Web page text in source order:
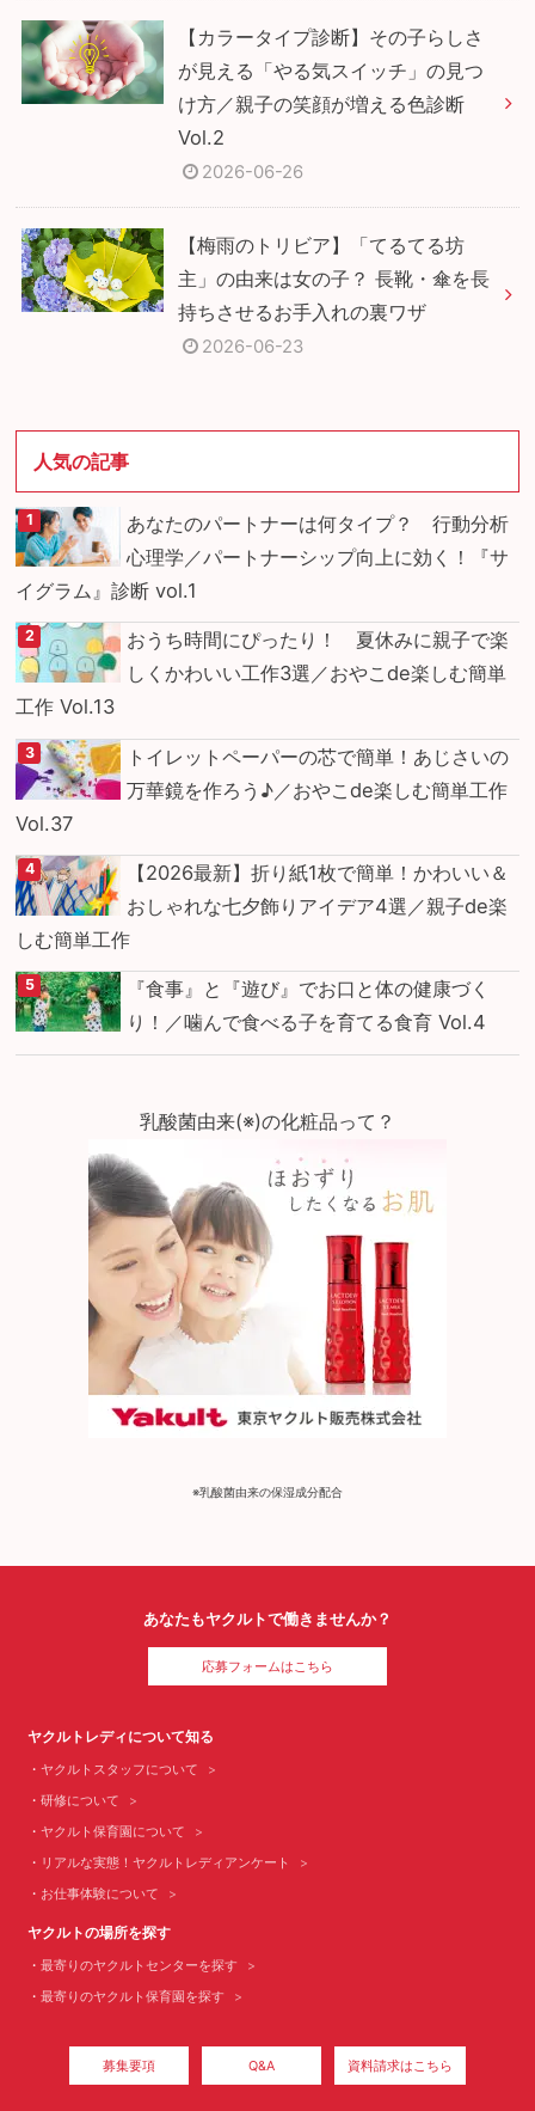
【カラータイプ診断】その子らしさ
が見える「やる気スイッチ」の見つ
け方／親子の笑顔が増える色診断
Vol.2
2026-06-26
【梅雨のトリビア】「てるてる坊
主」の由来は女の子？ 長靴・傘を長
持ちさせるお手入れの裏ワザ
2026-06-23
人気の記事
あなたのパートナーは何タイプ？ 行動分析
心理学／パートナーシップ向上に効く！『サ
イグラム』診断 vol.1
おうち時間にぴったり！ 夏休みに親子で楽
しくかわいい工作3選／おやこde楽しむ簡単
工作 Vol.13
トイレットペーパーの芯で簡単！あじさいの
万華鏡を作ろう♪／おやこde楽しむ簡単工作
Vol.37
【2026最新】折り紙1枚で簡単！かわいい＆
おしゃれな七夕飾りアイデア4選／親子de楽
しむ簡単工作
『食事』と『遊び』でお口と体の健康づく
り！／噛んで食べる子を育てる食育 Vol.4
乳酸菌由来(※)の化粧品って？
※乳酸菌由来の保湿成分配合
あなたもヤクルトで働きませんか？
応募フォームはこちら
ヤクルトレディについて知る
ヤクルトスタッフについて
研修について
ヤクルト保育園について
リアルな実態！ヤクルトレディアンケート
お仕事体験について
ヤクルトの場所を探す
最寄りのヤクルトセンターを探す
最寄りのヤクルト保育園を探す
募集要項 Q&A 資料請求はこちら